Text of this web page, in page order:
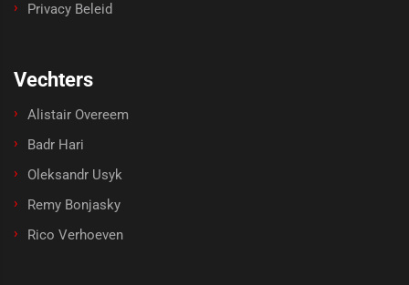
Privacy Beleid
Vechters
Alistair Overeem
Badr Hari
Oleksandr Usyk
Remy Bonjasky
Rico Verhoeven